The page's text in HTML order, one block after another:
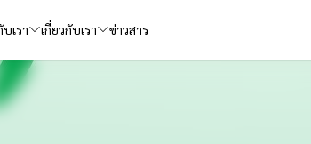
เรา เกี่ยวกับเรา ข่าวสาร